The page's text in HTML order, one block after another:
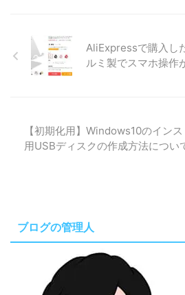
AliExpressで購入し
ルミ製でスマホ操作
【初期化用】Windows10のイン
用USBディスクの作成方法につい
ブログの管理人